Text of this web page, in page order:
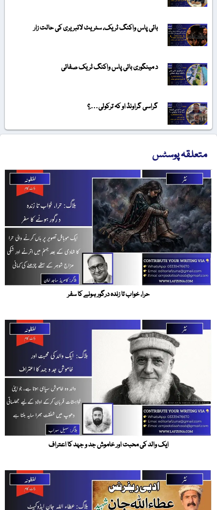
بائی پاس واکنگ ٹریک، سٹریٹ لائبریری کی حالت زار
د مینگوری بائی پاس واکنگ ٹریک صفائی
گراسی گراونڈ او کہ ترکولی….؟
متعلقہ پوسٹس
حرا، خواب تا زندہ درگور ہونے کا سفر
ایک والد کی محبت اور خاموش جد و جہد کا اعتراف